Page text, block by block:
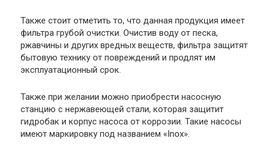
Также стоит отметить то, что данная продукция имеет
фильтра грубой очистки. Очистив воду от песка,
ржавчины и других вредных веществ, фильтра защитят
бытовую технику от повреждений и продлят им
эксплуатационный срок.
Также при желании можно приобрести насосную
станцию с нержавеющей стали, которая защитит
гидробак и корпус насоса от коррозии. Такие насосы
имеют маркировку под названием «Inox».